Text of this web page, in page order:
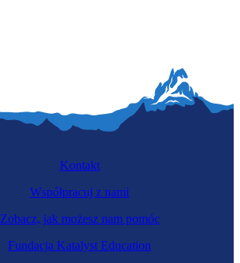
Kontakt
Współpracuj z nami
Zobacz, jak możesz nam pomóc
Fundacja Katalyst Education